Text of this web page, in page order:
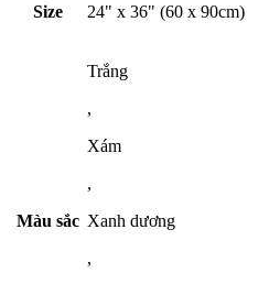
Size 24" x 36" (60 x 90cm)
Màu sắc
Trắng
,
Xám
,
Xanh dương
,